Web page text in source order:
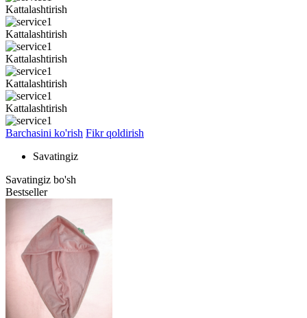
Kattalashtirish
Kattalashtirish
Kattalashtirish
Kattalashtirish
Kattalashtirish
Barchasini ko'rish Fikr qoldirish
Savatingiz
Savatingiz bo'sh
Bestseller